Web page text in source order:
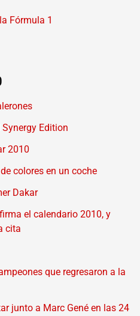
Fórmula 1
Edition
2010
colores en un coche
Dakar
el calendario 2010, y
cita
que regresaron a la
junto a Marc Gené en las 24